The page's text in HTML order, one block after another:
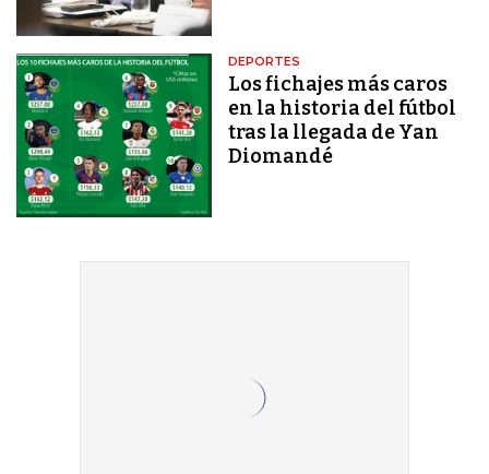
DEPORTES
Los fichajes más caros
en la historia del fútbol
tras la llegada de Yan
Diomandé